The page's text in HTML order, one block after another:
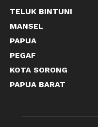
TELUK BINTUNI
MANSEL
PAPUA
PEGAF
KOTA SORONG
PAPUA BARAT